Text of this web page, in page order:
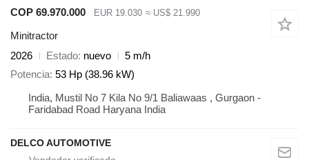
COP 69.970.000
EUR 19.030 ≈ US$ 21.990
Minitractor
2026
Estado nuevo
5 m/h
Potencia 53 Hp (38.96 kW)
India, Mustil No 7 Kila No 9/1 Baliawaas , Gurgaon -
Faridabad Road Haryana India
DELCO AUTOMOTIVE